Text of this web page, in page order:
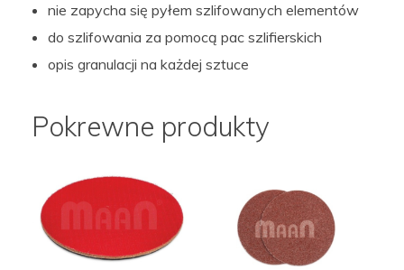
nie zapycha się pyłem szlifowanych elementów
do szlifowania za pomocą pac szlifierskich
opis granulacji na każdej sztuce
Pokrewne produkty